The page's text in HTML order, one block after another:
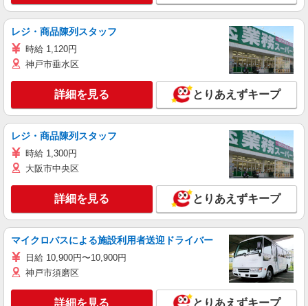
レジ・商品陳列スタッフ
時給 1,120円
神戸市垂水区
詳細を見る とりあえずキープ
レジ・商品陳列スタッフ
時給 1,300円
大阪市中央区
詳細を見る とりあえずキープ
マイクロバスによる施設利用者送迎ドライバー
日給 10,900円〜10,900円
神戸市須磨区
詳細を見る とりあえずキープ